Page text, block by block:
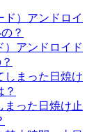
）アンドロイド
まった日焼け止